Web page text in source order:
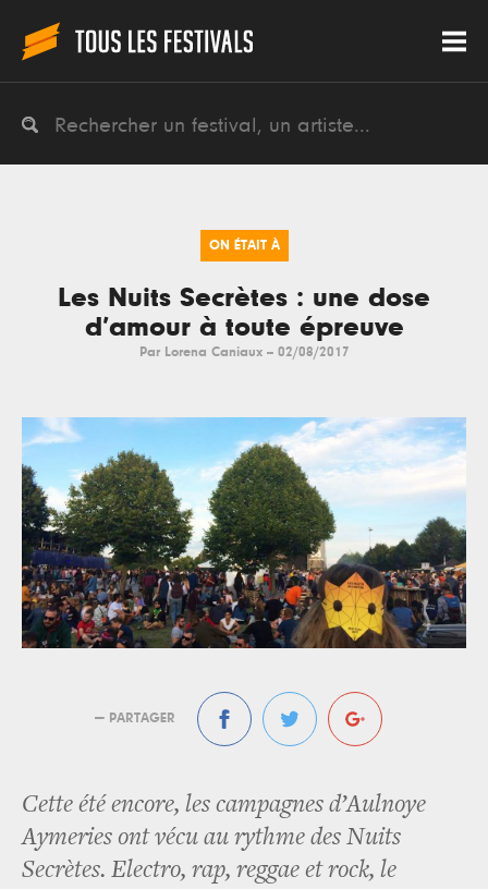
ON ÉTAIT À
Les Nuits Secrètes : une dose
d’amour à toute épreuve
Par Lorena Caniaux -- 02/08/2017
— PARTAGER
Cette été encore, les campagnes d’Aulnoye
Aymeries ont vécu au rythme des Nuits
Secrètes. Electro, rap, reggae et rock, le